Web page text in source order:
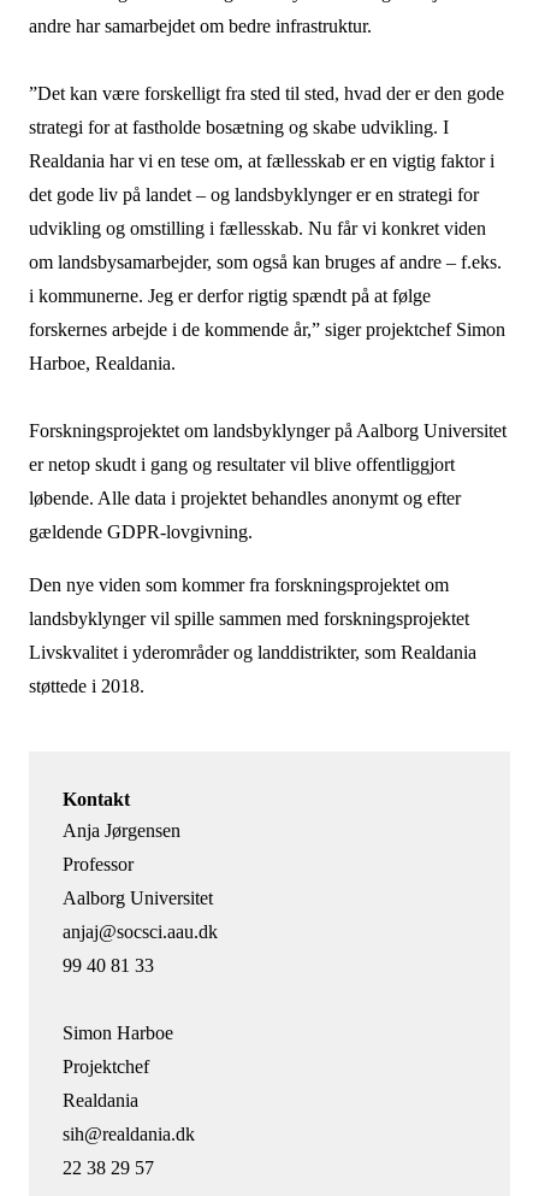
andre har samarbejdet om bedre infrastruktur.
”Det kan være forskelligt fra sted til sted, hvad der er den gode
strategi for at fastholde bosætning og skabe udvikling. I
Realdania har vi en tese om, at fællesskab er en vigtig faktor i
det gode liv på landet – og landsbyklynger er en strategi for
udvikling og omstilling i fællesskab. Nu får vi konkret viden
om landsbysamarbejder, som også kan bruges af andre – f.eks.
i kommunerne. Jeg er derfor rigtig spændt på at følge
forskernes arbejde i de kommende år,” siger projektchef Simon
Harboe, Realdania.
Forskningsprojektet om landsbyklynger på Aalborg Universitet
er netop skudt i gang og resultater vil blive offentliggjort
løbende. Alle data i projektet behandles anonymt og efter
gældende GDPR-lovgivning.
Den nye viden som kommer fra forskningsprojektet om
landsbyklynger vil spille sammen med forskningsprojektet
Livskvalitet i yderområder og landdistrikter, som Realdania
støttede i 2018.
Kontakt
Anja Jørgensen
Professor
Aalborg Universitet
anjaj@socsci.aau.dk
99 40 81 33
Simon Harboe
Projektchef
Realdania
sih@realdania.dk
22 38 29 57